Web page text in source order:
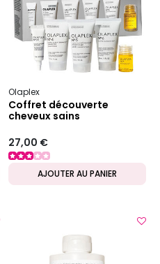
Olaplex
Coffret découverte
cheveux sains
27,00 €
AJOUTER AU PANIER